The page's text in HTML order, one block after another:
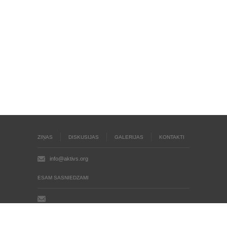
ZIŅAS DISKUSIJAS GALERIJAS KONTAKTI
info@aktivs.org
ESAM SASNIEDZAMI